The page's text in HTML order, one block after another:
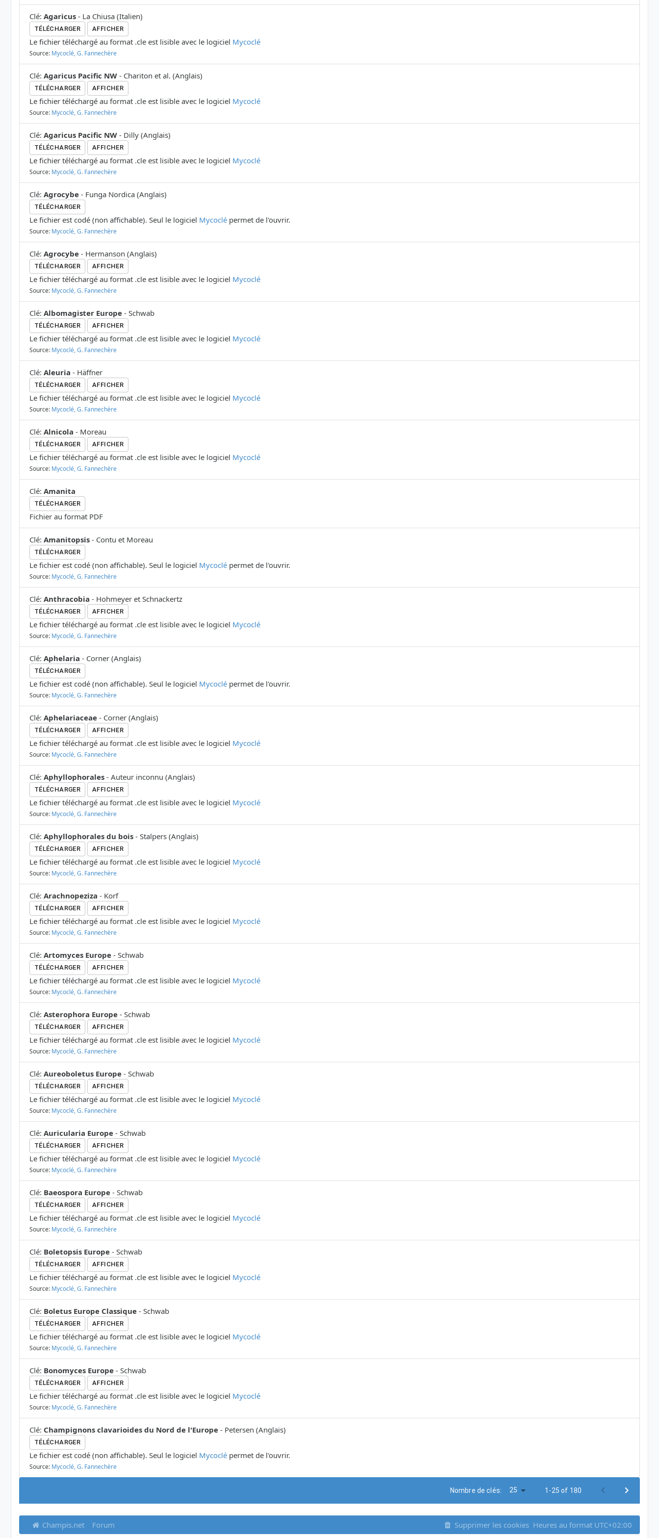
Clé: Agaricus - La Chiusa (Italien)
TÉLÉCHARGER AFFICHER
Le fichier téléchargé au format .cle est lisible avec le logiciel Mycoclé
Source: Mycoclé, G. Fannechère
Clé: Agaricus Pacific NW - Chariton et al. (Anglais)
TÉLÉCHARGER AFFICHER
Le fichier téléchargé au format .cle est lisible avec le logiciel Mycoclé
Source: Mycoclé, G. Fannechère
Clé: Agaricus Pacific NW - Dilly (Anglais)
TÉLÉCHARGER AFFICHER
Le fichier téléchargé au format .cle est lisible avec le logiciel Mycoclé
Source: Mycoclé, G. Fannechère
Clé: Agrocybe - Funga Nordica (Anglais)
TÉLÉCHARGER
Le fichier est codé (non affichable). Seul le logiciel Mycoclé permet de l'ouvrir.
Source: Mycoclé, G. Fannechère
Clé: Agrocybe - Hermanson (Anglais)
TÉLÉCHARGER AFFICHER
Le fichier téléchargé au format .cle est lisible avec le logiciel Mycoclé
Source: Mycoclé, G. Fannechère
Clé: Albomagister Europe - Schwab
TÉLÉCHARGER AFFICHER
Le fichier téléchargé au format .cle est lisible avec le logiciel Mycoclé
Source: Mycoclé, G. Fannechère
Clé: Aleuria - Häffner
TÉLÉCHARGER AFFICHER
Le fichier téléchargé au format .cle est lisible avec le logiciel Mycoclé
Source: Mycoclé, G. Fannechère
Clé: Alnicola - Moreau
TÉLÉCHARGER AFFICHER
Le fichier téléchargé au format .cle est lisible avec le logiciel Mycoclé
Source: Mycoclé, G. Fannechère
Clé: Amanita
TÉLÉCHARGER
Fichier au format PDF
Clé: Amanitopsis - Contu et Moreau
TÉLÉCHARGER
Le fichier est codé (non affichable). Seul le logiciel Mycoclé permet de l'ouvrir.
Source: Mycoclé, G. Fannechère
Clé: Anthracobia - Hohmeyer et Schnackertz
TÉLÉCHARGER AFFICHER
Le fichier téléchargé au format .cle est lisible avec le logiciel Mycoclé
Source: Mycoclé, G. Fannechère
Clé: Aphelaria - Corner (Anglais)
TÉLÉCHARGER
Le fichier est codé (non affichable). Seul le logiciel Mycoclé permet de l'ouvrir.
Source: Mycoclé, G. Fannechère
Clé: Aphelariaceae - Corner (Anglais)
TÉLÉCHARGER AFFICHER
Le fichier téléchargé au format .cle est lisible avec le logiciel Mycoclé
Source: Mycoclé, G. Fannechère
Clé: Aphyllophorales - Auteur inconnu (Anglais)
TÉLÉCHARGER AFFICHER
Le fichier téléchargé au format .cle est lisible avec le logiciel Mycoclé
Source: Mycoclé, G. Fannechère
Clé: Aphyllophorales du bois - Stalpers (Anglais)
TÉLÉCHARGER AFFICHER
Le fichier téléchargé au format .cle est lisible avec le logiciel Mycoclé
Source: Mycoclé, G. Fannechère
Clé: Arachnopeziza - Korf
TÉLÉCHARGER AFFICHER
Le fichier téléchargé au format .cle est lisible avec le logiciel Mycoclé
Source: Mycoclé, G. Fannechère
Clé: Artomyces Europe - Schwab
TÉLÉCHARGER AFFICHER
Le fichier téléchargé au format .cle est lisible avec le logiciel Mycoclé
Source: Mycoclé, G. Fannechère
Clé: Asterophora Europe - Schwab
TÉLÉCHARGER AFFICHER
Le fichier téléchargé au format .cle est lisible avec le logiciel Mycoclé
Source: Mycoclé, G. Fannechère
Clé: Aureoboletus Europe - Schwab
TÉLÉCHARGER AFFICHER
Le fichier téléchargé au format .cle est lisible avec le logiciel Mycoclé
Source: Mycoclé, G. Fannechère
Clé: Auricularia Europe - Schwab
TÉLÉCHARGER AFFICHER
Le fichier téléchargé au format .cle est lisible avec le logiciel Mycoclé
Source: Mycoclé, G. Fannechère
Clé: Baeospora Europe - Schwab
TÉLÉCHARGER AFFICHER
Le fichier téléchargé au format .cle est lisible avec le logiciel Mycoclé
Source: Mycoclé, G. Fannechère
Clé: Boletopsis Europe - Schwab
TÉLÉCHARGER AFFICHER
Le fichier téléchargé au format .cle est lisible avec le logiciel Mycoclé
Source: Mycoclé, G. Fannechère
Clé: Boletus Europe Classique - Schwab
TÉLÉCHARGER AFFICHER
Le fichier téléchargé au format .cle est lisible avec le logiciel Mycoclé
Source: Mycoclé, G. Fannechère
Clé: Bonomyces Europe - Schwab
TÉLÉCHARGER AFFICHER
Le fichier téléchargé au format .cle est lisible avec le logiciel Mycoclé
Source: Mycoclé, G. Fannechère
Clé: Champignons clavarioides du Nord de l'Europe - Petersen (Anglais)
TÉLÉCHARGER
Le fichier est codé (non affichable). Seul le logiciel Mycoclé permet de l'ouvrir.
Source: Mycoclé, G. Fannechère
Nombre de clés: 25 1-25 of 180
Champis.net Forum Supprimer les cookies Heures au format UTC+02:00